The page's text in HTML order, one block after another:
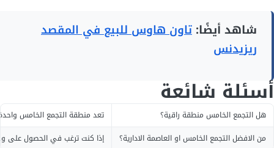
شاهد أيضًا: تاون هاوس للبيع في المقصد
ريزيدنس
أسئلة شائعة
هل التجمع الخامس منطقة راقية؟
تعد منطقة التجمع الخامس
من الافضل التجمع الخامس او العاصمة الادارية؟
إذا كنت ترغب في الحصول على